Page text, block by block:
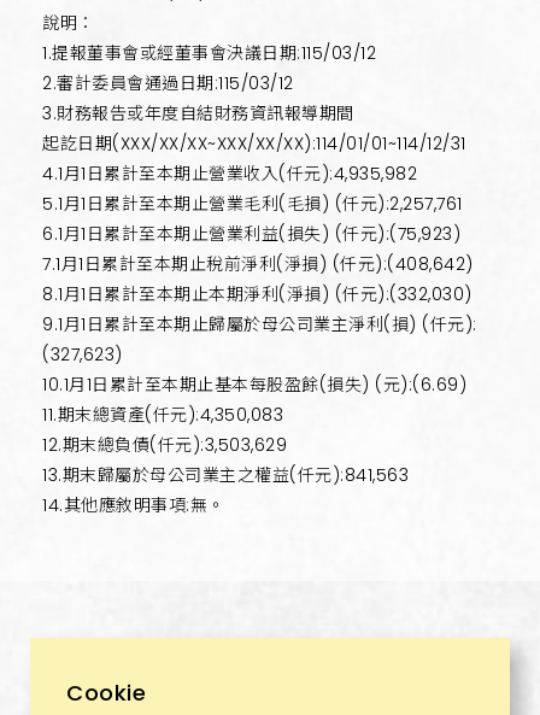
說明：
1.提報董事會或經董事會決議日期:115/03/12
2.審計委員會通過日期:115/03/12
3.財務報告或年度自結財務資訊報導期間
起訖日期(XXX/XX/XX~XXX/XX/XX):114/01/01~114/12/31
4.1月1日累計至本期止營業收入(仟元):4,935,982
5.1月1日累計至本期止營業毛利(毛損) (仟元):2,257,761
6.1月1日累計至本期止營業利益(損失) (仟元):(75,923)
7.1月1日累計至本期止稅前淨利(淨損) (仟元):(408,642)
8.1月1日累計至本期止本期淨利(淨損) (仟元):(332,030)
9.1月1日累計至本期止歸屬於母公司業主淨利(損) (仟元):
(327,623)
10.1月1日累計至本期止基本每股盈餘(損失) (元):(6.69)
11.期末總資產(仟元):4,350,083
12.期末總負債(仟元):3,503,629
13.期末歸屬於母公司業主之權益(仟元):841,563
14.其他應敘明事項:無。
Cookie